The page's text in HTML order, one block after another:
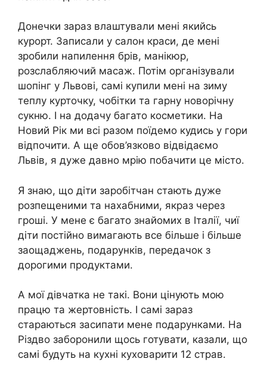
Донечки зараз влаштували мені якийсь
курорт. Записали у салон краси, де мені
зробили напилення брів, манікюр,
розслабляючий масаж. Потім організували
шопінг у Львові, самі купили мені на зиму
теплу курточку, чобітки та гарну новорічну
сукню. І на додачу багато косметики. На
Новий Рік ми всі разом поїдемо кудись у гори
відпочити. А ще обов’язково відвідаємо
Львів, я дуже давно мрію побачити це місто.
Я знаю, що діти заробітчан стають дуже
розпещеними та нахабними, якраз через
гроші. У мене є багато знайомих в Італії, чиї
діти постійно вимагають все більше і більше
заощаджень, подарунків, передачок з
дорогими продуктами.
А мої дівчатка не такі. Вони цінують мою
працю та жертовність. І самі зараз
стараються засипати мене подарунками. На
Різдво заборонили щось готувати, казали, що
самі будуть на кухні куховарити 12 страв.